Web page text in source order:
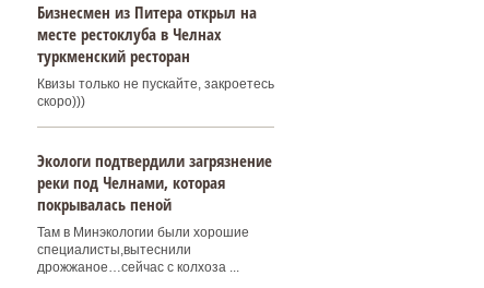
Бизнесмен из Питера открыл на
месте рестоклуба в Челнах
туркменский ресторан
Квизы только не пускайте, закроетесь
скоро)))
Экологи подтвердили загрязнение
реки под Челнами, которая
покрывалась пеной
Там в Минэкологии были хорошие
специалисты,вытеснили
дрожжаное…сейчас с колхоза ...